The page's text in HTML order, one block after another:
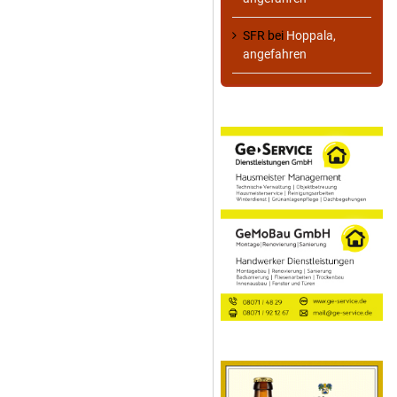
SFR bei Hoppala,
angefahren